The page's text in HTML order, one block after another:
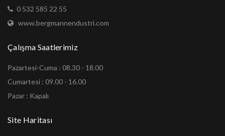
0 532 585 22 55
www.bergmannendustri.com
Çalışma Saatlerimiz
Pazartesi-Cuma : 08.30 - 18.00
Cumartesi : 09.00 - 16.00
Pazar : Kapalı
Site Haritası